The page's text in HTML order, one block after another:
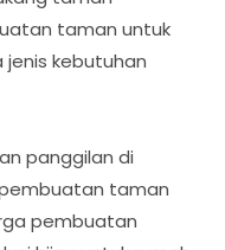
taman untuk
kebutuhan
panggilan di
taman
pembuatan